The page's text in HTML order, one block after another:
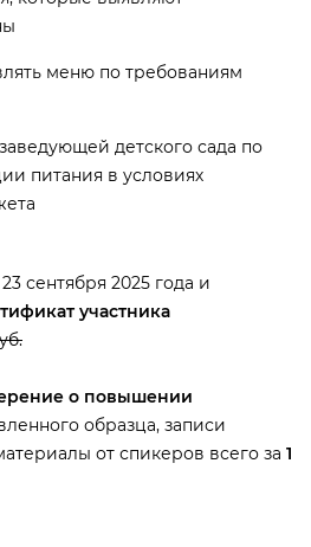
меню по требованиям
детского сада по
питания в условиях
сентября 2025 года и
участника
о повышении
образца, записи
от спикеров всего за 1